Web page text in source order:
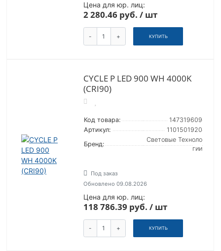
Цена для юр. лиц:
2 280.46 руб. / шт
- + КУПИТЬ
CYCLE P LED 900 WH 4000K
(CRI90)
Код товара:
147319609
Артикул:
1101501920
Бренд:
Световые Техноло
гии
Под заказ
Обновлено 09.08.2026
Цена для юр. лиц:
118 786.39 руб. / шт
- + КУПИТЬ